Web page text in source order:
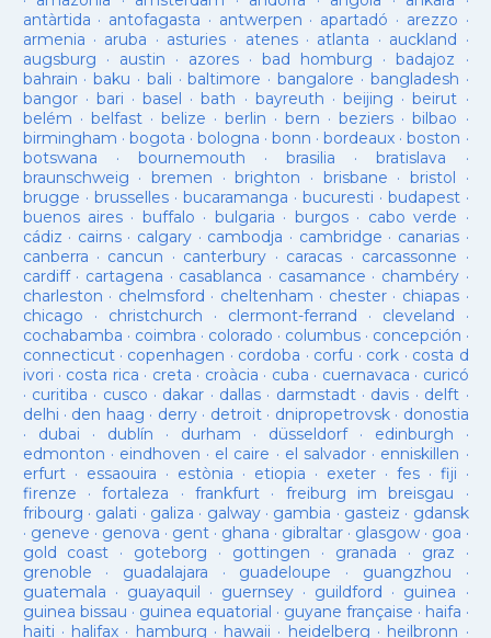
antàrtida · antofagasta · antwerpen · apartadó · arezzo ·
armenia · aruba · asturies· atenes· atlanta · auckland ·
augsburg · austin · azores·bad homburg ·badajoz ·
bahrain ·baku · bali ·baltimore ·bangalore · bangladesh ·
bangor· bari ·basel ·bath · bayreuth ·beijing ·beirut ·
belém · belfast· belize · berlin ·bern ·beziers ·bilbao ·
birmingham · bogota · bologna ·bonn ·bordeaux ·boston ·
botswana · bournemouth ·brasilia ·bratislava ·
braunschweig · bremen ·brighton · brisbane · bristol ·
brugge · brusselles· bucaramanga · bucuresti · budapest·
buenos aires· buffalo · bulgaria · burgos· cabo verde ·
cádiz · cairns· calgary · cambodja · cambridge · canarias·
canberra · cancun · canterbury · caracas · carcassonne ·
cardiff· cartagena · casablanca · casamance · chambéry·
charleston · chelmsford · cheltenham · chester· chiapas ·
chicago · christchurch · clermont-ferrand · cleveland ·
cochabamba · coimbra · colorado · columbus· concepción ·
connecticut· copenhagen · cordoba · corfu · cork · costa d
ivori · costa rica · creta · croàcia · cuba · cuernavaca · curicó
· curitiba · cusco · dakar · dallas · darmstadt· davis · delft ·
delhi · den haag · derry· detroit· dnipropetrovsk· donostia
· dubai · dublín · durham · düsseldorf· edinburgh ·
edmonton · eindhoven · el caire · el salvador · enniskillen ·
erfurt· essaouira · estònia · etiopia · exeter· fes· fiji ·
firenze ·fortaleza · frankfurt· freiburg im breisgau ·
fribourg · galati · galiza · galway· gambia · gasteiz · gdansk
· geneve · genova · gent· ghana · gibraltar· glasgow· goa ·
gold coast · goteborg · gottingen · granada · graz ·
grenoble · guadalajara · guadeloupe · guangzhou ·
guatemala · guayaquil · guernsey· guildford · guinea ·
guinea bissau · guinea equatorial · guyane française · haifa ·
haiti · halifax · hamburg · hawaii · heidelberg · heilbronn ·